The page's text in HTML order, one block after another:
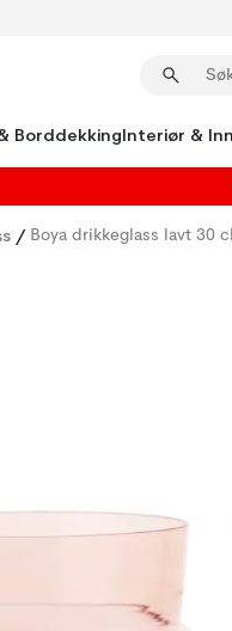
BorddekkingInteriør &
/ Boya drikkeglass lavt 30